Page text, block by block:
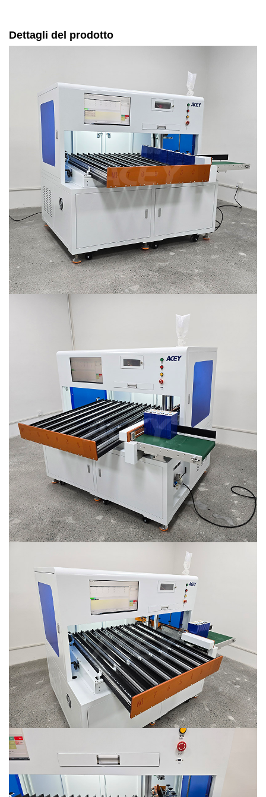
Dettagli del prodotto